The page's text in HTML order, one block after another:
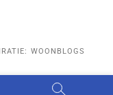
WOONBLOGS